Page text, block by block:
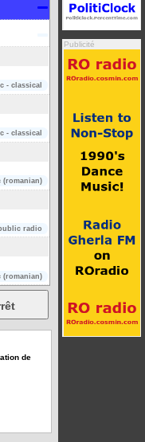
Publicité
- classical
- classical
(romanian)
radio
(romanian)
de